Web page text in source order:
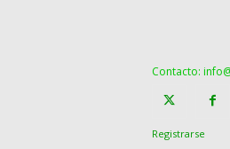
Contacto:
Registrarse